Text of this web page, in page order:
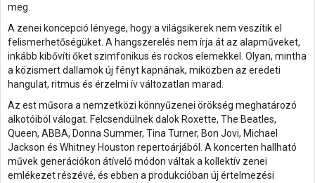
meg.
A zenei koncepció lényege, hogy a világsikerek nem veszítik el
felismerhetőségüket. A hangszerelés nem írja át az alapműveket,
inkább kibővíti őket szimfonikus és rockos elemekkel. Olyan, mintha
a közismert dallamok új fényt kapnának, miközben az eredeti
hangulat, ritmus és érzelmi ív változatlan marad.
Az est műsora a nemzetközi könnyűzenei örökség meghatározó
alkotóiból válogat. Felcsendülnek dalok Roxette, The Beatles,
Queen, ABBA, Donna Summer, Tina Turner, Bon Jovi, Michael
Jackson és Whitney Houston repertoárjából. A koncerten hallható
művek generációkon átívelő módon váltak a kollektív zenei
emlékezet részévé, és ebben a produkcióban új értelmezési